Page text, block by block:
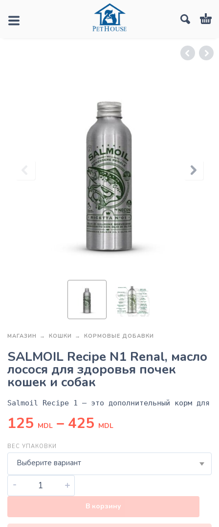
МАГАЗИН КОШКИ КОРМОВЫЕ ДОБАВКИ
SALMOIL Recipe N1 Renal, масло
лосося для здоровья почек
кошек и собак
Salmoil Recipe 1 — это дополнительный корм для
125 MDL – 425 MDL
ВЕС УПАКОВКИ
Выберите вариант
- +
В корзину